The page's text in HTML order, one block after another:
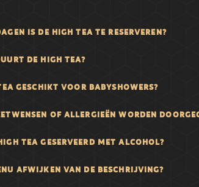
IS DE HIGH TEA TE RESERVEREN?
DE HIGH TEA?
GESCHIKT VOOR BABYSHOWERS?
OF ALLERGIEËN WORDEN
TEA GESERVEERD MET ALCOHOL?
AFWIJKEN VAN DE BESCHRIJVING?